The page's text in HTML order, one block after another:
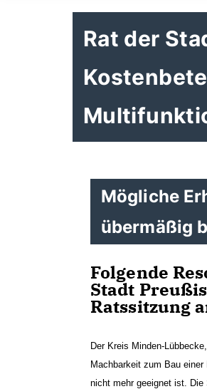
Rat der
Mögliche
übermäßig
Folgende
Stadt
Ratssitzung
Der Kreis Minden-
Machbarkeit zum Bau
nicht mehr geeignet ist. Die